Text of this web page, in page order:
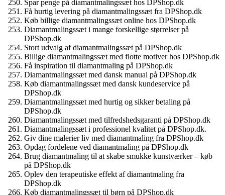
Spar penge på diamantmalingssæt hos DPShop.dk
Få hurtig levering på diamantmalingssæt fra DPShop.dk
Køb billige diamantmalingssæt online hos DPShop.dk
Diamantmalingssæt i mange forskellige størrelser på
DPShop.dk
Stort udvalg af diamantmalingssæt på DPShop.dk
Billige diamantmalingssæt med flotte motiver hos DPShop.dk
Få inspiration til diamantmaling på DPShop.dk
Diamantmalingssæt med dansk manual på DPShop.dk
Køb diamantmalingssæt med dansk kundeservice på
DPShop.dk
Diamantmalingssæt med hurtig og sikker betaling på
DPShop.dk
Diamantmalingssæt med tilfredshedsgaranti på DPShop.dk
Diamantmalingssæt i professionel kvalitet på DPShop.dk.
Giv dine malerier liv med diamantmaling fra DPShop.dk
Opdag fordelene ved diamantmaling på DPShop.dk
Brug diamantmaling til at skabe smukke kunstværker – køb
på DPShop.dk
Oplev den terapeutiske effekt af diamantmaling fra
DPShop.dk
Køb diamantmalingssæt til børn på DPShop.dk